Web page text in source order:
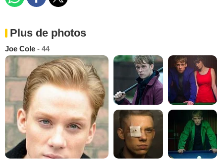
Plus de photos
Joe Cole - 44